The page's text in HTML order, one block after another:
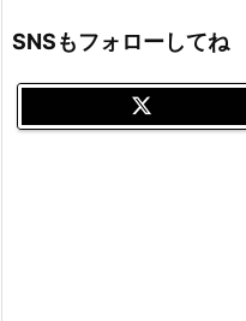
SNSもフォローしてね